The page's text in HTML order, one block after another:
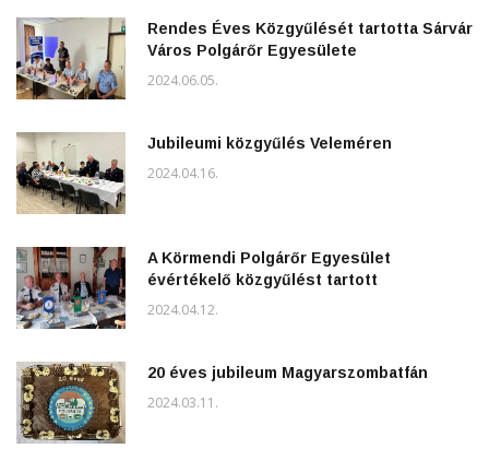
Rendes Éves Közgyűlését tartotta Sárvár
Város Polgárőr Egyesülete
2024.06.05.
Jubileumi közgyűlés Veleméren
2024.04.16.
A Körmendi Polgárőr Egyesület
évértékelő közgyűlést tartott
2024.04.12.
20 éves jubileum Magyarszombatfán
2024.03.11.